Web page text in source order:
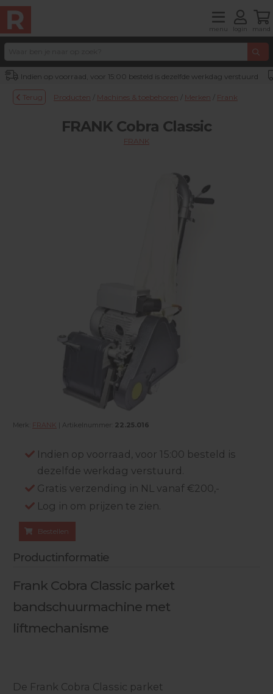
menu login mand
Indien op voorraad, voor 15:00 besteld is dezelfde werkdag verstuurd
Terug Producten / Machines & toebehoren / Merken / Frank
FRANK Cobra Classic
FRANK
Merk: FRANK | Artikelnummer: 22.25.016
Indien op voorraad, voor 15:00 besteld is
dezelfde werkdag verstuurd.
Gratis verzending in NL vanaf €200,-
Log in om prijzen te zien.
Bestellen
Productinformatie
Frank Cobra Classic parket
bandschuurmachine met
liftmechanisme
De Frank Cobra Classic parket